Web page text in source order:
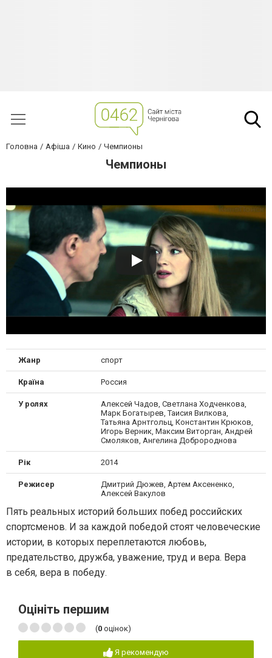
Головна Афіша Кино Чемпионы
Чемпионы
Жанр спорт
Країна Россия
У ролях
Алексей Чадов, Светлана Ходченкова,
Марк Богатырев, Таисия Вилкова,
Татьяна Арнтгольц, Константин Крюков,
Игорь Верник, Максим Виторган, Андрей
Смоляков, Ангелина Добророднова
Рік 2014
Режисер
Дмитрий Дюжев, Артем Аксененко,
Алексей Вакулов
Пять реальных историй больших побед российских
спортсменов. И за каждой победой стоят человеческие
истории, в которых переплетаются любовь,
предательство, дружба, уважение, труд и вера. Вера
в себя, вера в победу.
Оцініть першим
(0 оцінок)
Я рекомендую